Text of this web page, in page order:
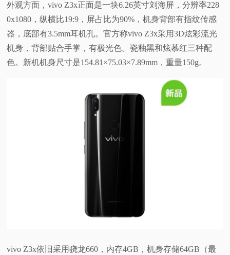
体
验
外观方面，vivo Z3x正面是一块6.26英寸刘海屏，分辨率228
0x1080，纵横比19:9，屏占比为90%，机身背部有指纹传感
器，底部有3.5mm耳机孔。官方称vivo Z3x采用3D炫彩流光
机身，背部贴合手掌，有极光色。瓷釉黑和炫慕红三种配
色。新机机身尺寸是154.81×75.03×7.89mm，重量150g。
vivo Z3x依旧采用骁龙660，内存4GB，机身存储64GB（最